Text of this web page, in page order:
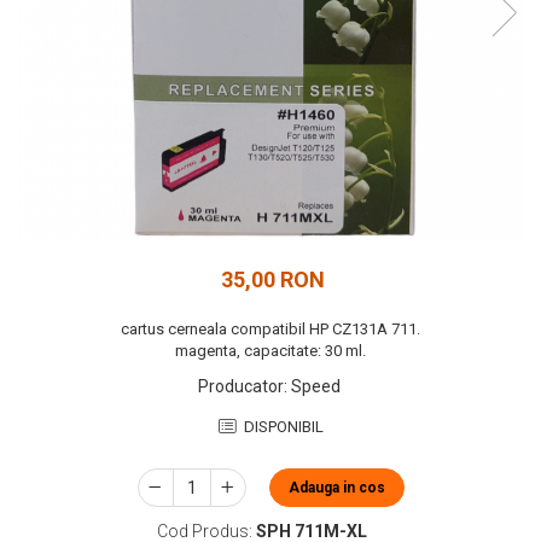
35,00 RON
cartus cerneala compatibil HP CZ131A 711.
magenta, capacitate: 30 ml.
Producator: Speed
DISPONIBIL
Adauga in cos
Cod Produs: SPH 711M-XL